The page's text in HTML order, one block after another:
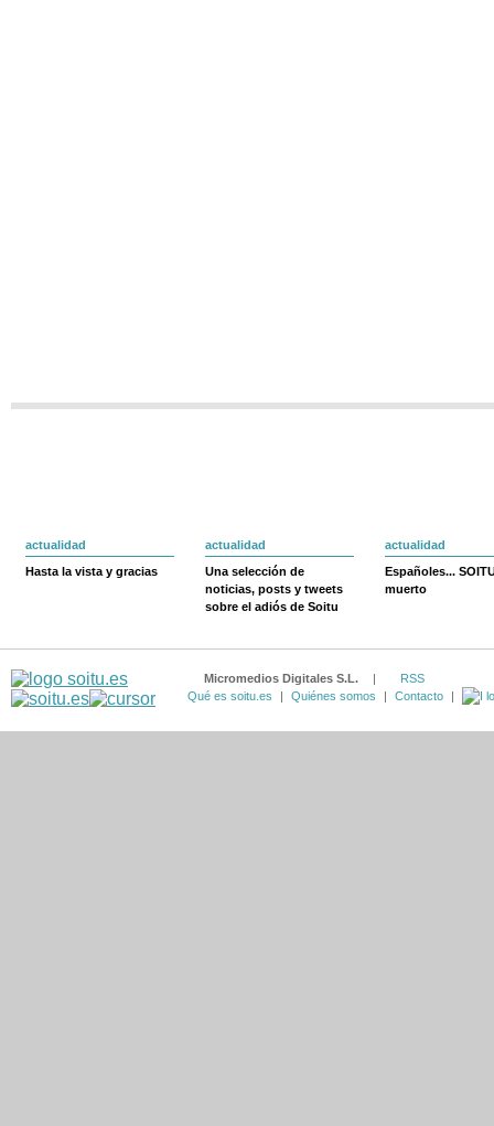
actualidad
Hasta la vista y gracias
actualidad
Una selección de
noticias, posts y tweets
sobre el adiós de Soitu
actualidad
Españoles...
muerto
Micromedios Digitales S.L. |
RSS
Qué es soitu.es
| Quiénes somos | Contacto |